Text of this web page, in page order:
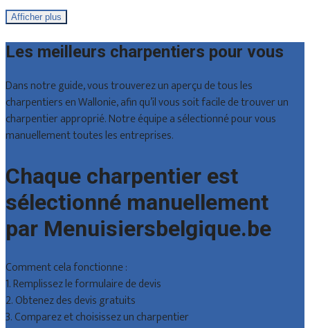
Afficher plus
Les meilleurs charpentiers pour vous
Dans notre guide, vous trouverez un aperçu de tous les
charpentiers en Wallonie, afin qu’il vous soit facile de trouver un
charpentier approprié. Notre équipe a sélectionné pour vous
manuellement toutes les entreprises.
Chaque charpentier est
sélectionné manuellement
par Menuisiersbelgique.be
Comment cela fonctionne :
1. Remplissez le formulaire de devis
2. Obtenez des devis gratuits
3. Comparez et choisissez un charpentier